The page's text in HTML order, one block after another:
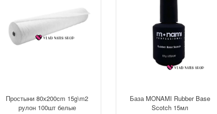
Простыни 80х200cm 15g\m2
рулон 100шт белые
База MONAMI Rubber Base
Scotch 15мл